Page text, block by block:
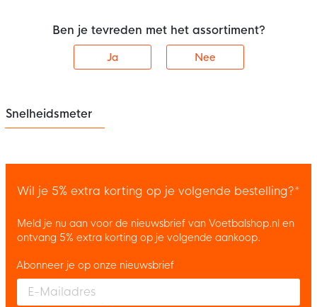
Ben je tevreden met het assortiment?
Ja Nee
Snelheidsmeter
Wil je 5% extra korting op je volgende bestelling?*
Meld je nu aan voor de nieuwsbrief van Voetbalshop.nl en
ontvang 5% extra korting op je volgende aankoop.
Enter your email and accept the privacy policy to subscribe to
Abonneer je op onze nieuwsbrief